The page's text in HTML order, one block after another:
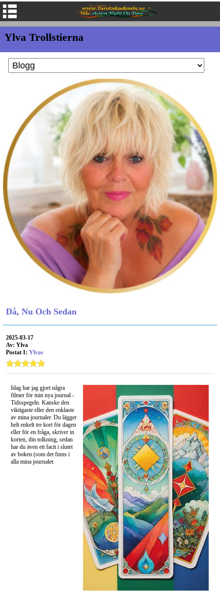
Ylva Trollstierna
Då, Nu Och Sedan
2025-03-17
Av: Ylva
Postat I: Ylvas
Idag har jag gjort några
filmer för min nya journal -
Tidsspegeln. Kanske den
viktigaste eller den enklaste
av mina journaler. Du lägger
helt enkelt tre kort för dagen
eller för en fråga, skriver in
korten, din tolkning, sedan
har du även ett facit i slutet
av boken (som det finns i
alla mina journaler.